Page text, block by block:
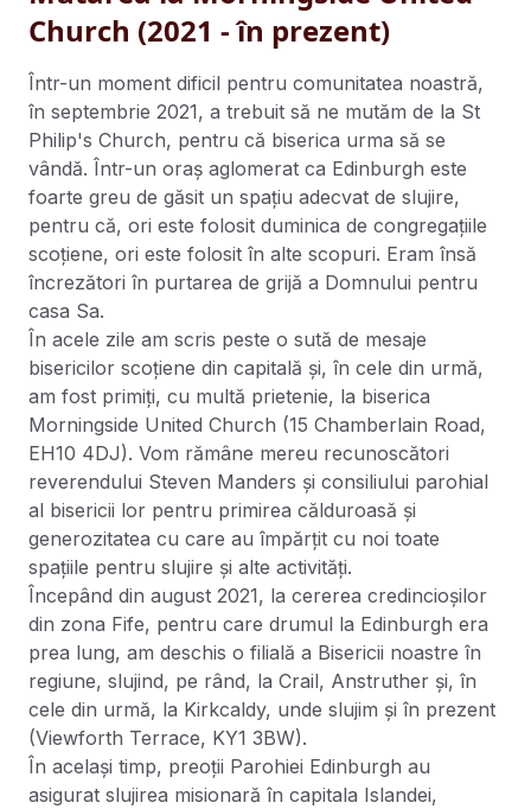
Church (2021 - în prezent)
Într-un moment dificil pentru comunitatea noastră,
în septembrie 2021, a trebuit să ne mutăm de la St
Philip's Church, pentru că biserica urma să se
vândă. Într-un oraș aglomerat ca Edinburgh este
foarte greu de găsit un spațiu adecvat de slujire,
pentru că, ori este folosit duminica de congregațiile
scoțiene, ori este folosit în alte scopuri. Eram însă
încrezători în purtarea de grijă a Domnului pentru
casa Sa.
În acele zile am scris peste o sută de mesaje
bisericilor scoțiene din capitală și, în cele din urmă,
am fost primiți, cu multă prietenie, la biserica
Morningside United Church (15 Chamberlain Road,
EH10 4DJ). Vom rămâne mereu recunoscători
reverendului Steven Manders și consiliului parohial
al bisericii lor pentru primirea călduroasă și
generozitatea cu care au împărțit cu noi toate
spațiile pentru slujire și alte activități.
Începând din august 2021, la cererea credincioșilor
din zona Fife, pentru care drumul la Edinburgh era
prea lung, am deschis o filială a Bisericii noastre în
regiune, slujind, pe rând, la Crail, Anstruther și, în
cele din urmă, la Kirkcaldy, unde slujim și în prezent
(Viewforth Terrace, KY1 3BW).
În același timp, preoții Parohiei Edinburgh au
asigurat slujirea misionară în capitala Islandei,